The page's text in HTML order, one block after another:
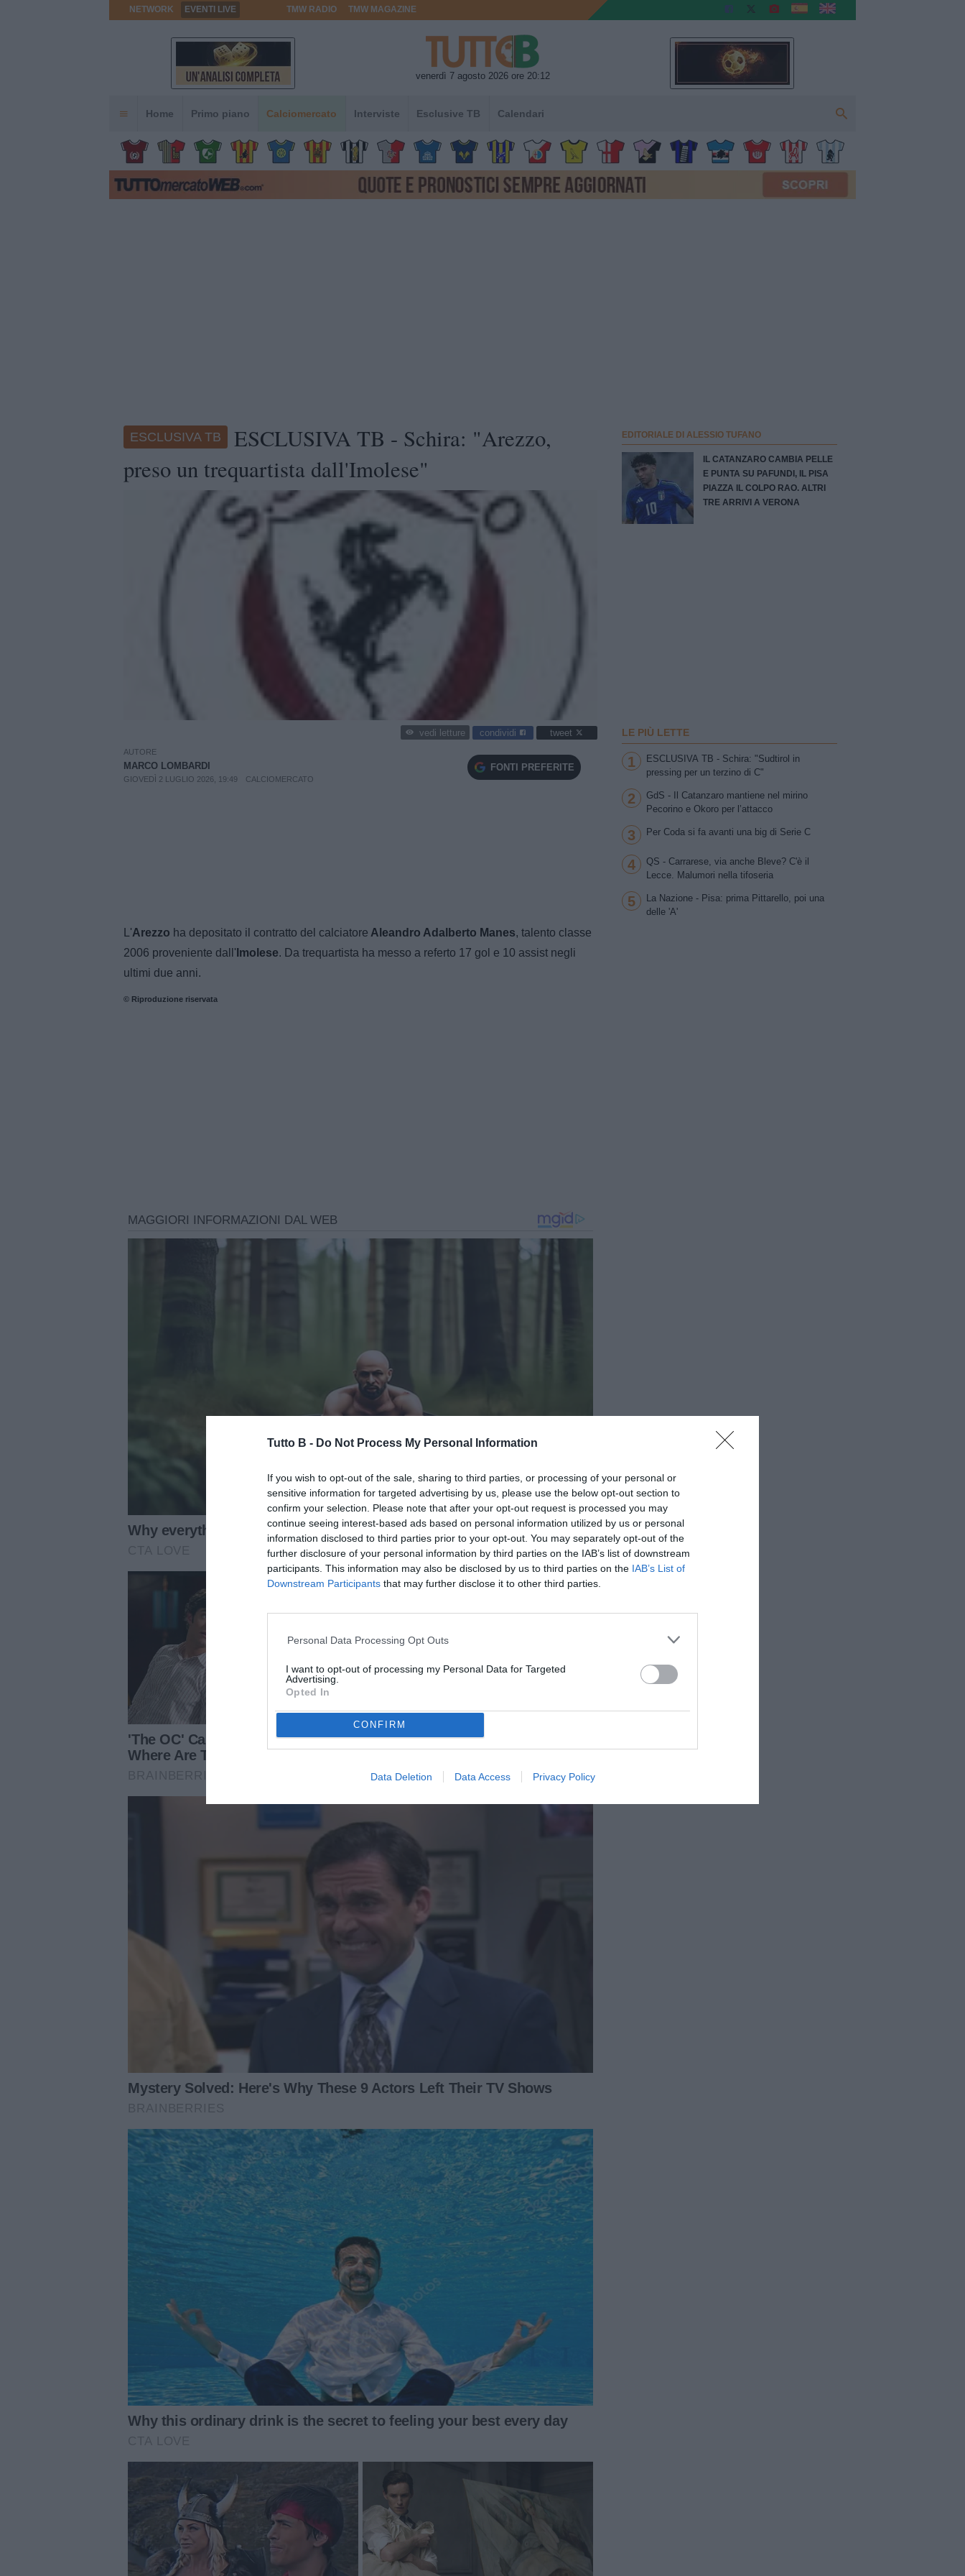
Tutto B - Do Not Process My Personal Information
If you wish to opt-out of the sale, sharing to third parties, or processing of your personal or
sensitive information for targeted advertising by us, please use the below opt-out section to
confirm your selection. Please note that after your opt-out request is processed you may
continue seeing interest-based ads based on personal information utilized by us or personal
information disclosed to third parties prior to your opt-out. You may separately opt-out of the
further disclosure of your personal information by third parties on the IAB’s list of downstream
participants. This information may also be disclosed by us to third parties on the IAB’s List of
Downstream Participants that may further disclose it to other third parties.
Personal Data Processing Opt Outs
I want to opt-out of processing my Personal Data for Targeted
Advertising.
Opted In
CONFIRM
Data Deletion Data Access Privacy Policy
NETWORK EVENTI LIVE TMW RADIO TMW MAGAZINE
venerdì 7 agosto 2026 ore 20:12
Home Primo piano Calciomercato Interviste Esclusive TB Calendari
ESCLUSIVA TB
ESCLUSIVA TB - Schira: "Arezzo,
preso un trequartista dall'Imolese"
vedi letture condividi tweet
AUTORE
MARCO LOMBARDI
GIOVEDÌ 2 LUGLIO 2026, 19:49 CALCIOMERCATO
FONTI PREFERITE
L'Arezzo ha depositato il contratto del calciatore Aleandro Adalberto Manes, talento classe
2006 proveniente dall' Imolese. Da trequartista ha messo a referto 17 gol e 10 assist negli
ultimi due anni.
© Riproduzione riservata
EDITORIALE DI ALESSIO TUFANO
IL CATANZARO CAMBIA PELLE
E PUNTA SU PAFUNDI, IL PISA
PIAZZA IL COLPO RAO. ALTRI
TRE ARRIVI A VERONA
LE PIÙ LETTE
1
ESCLUSIVA TB - Schira: "Sudtirol in
pressing per un terzino di C"
2
GdS - Il Catanzaro mantiene nel mirino
Pecorino e Okoro per l’attacco
3 Per Coda si fa avanti una big di Serie C
4
QS - Carrarese, via anche Bleve? C'è il
Lecce. Malumori nella tifoseria
5
La Nazione - Pisa: prima Pittarello, poi una
delle 'A'